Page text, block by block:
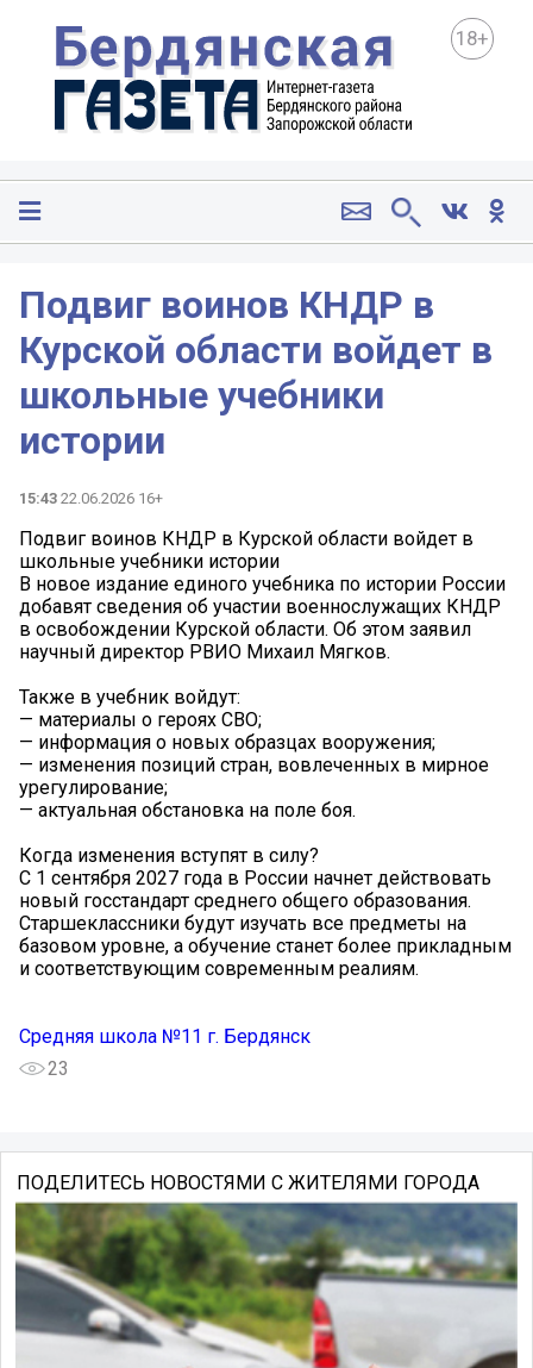
18+
Подвиг воинов КНДР в
Курской области войдет в
школьные учебники
истории
15:43 22.06.2026 16+
Подвиг воинов КНДР в Курской области войдет в
школьные учебники истории
В новое издание единого учебника по истории России
добавят сведения об участии военнослужащих КНДР
в освобождении Курской области. Об этом заявил
научный директор РВИО Михаил Мягков.
Также в учебник войдут:
— материалы о героях СВО;
— информация о новых образцах вооружения;
— изменения позиций стран, вовлеченных в мирное
урегулирование;
— актуальная обстановка на поле боя.
Когда изменения вступят в силу?
С 1 сентября 2027 года в России начнет действовать
новый госстандарт среднего общего образования.
Старшеклассники будут изучать все предметы на
базовом уровне, а обучение станет более прикладным
и соответствующим современным реалиям.
Средняя школа №11 г. Бердянск
23
ПОДЕЛИТЕСЬ НОВОСТЯМИ С ЖИТЕЛЯМИ ГОРОДА